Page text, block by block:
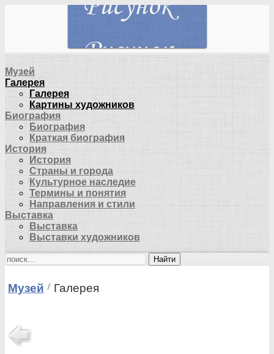
Музей
Галерея
Галерея
Картины художников
Биография
Биография
Краткая биография
История
История
Страны и города
Культурное наследие
Термины и понятия
Направления и стили
Выставка
Выставка
Выставки художников
Найти
Музей Галерея